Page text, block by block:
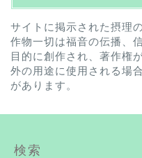
サイトに掲示された摂理
作物一切は福音の伝播、
目的に創作され、著作権
外の用途に使用される場
があります。
検索